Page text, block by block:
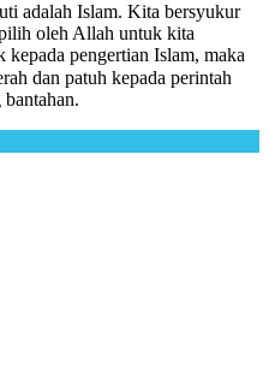
adalah Islam. Kita bersyukur
oleh Allah untuk kita
pengertian Islam, maka